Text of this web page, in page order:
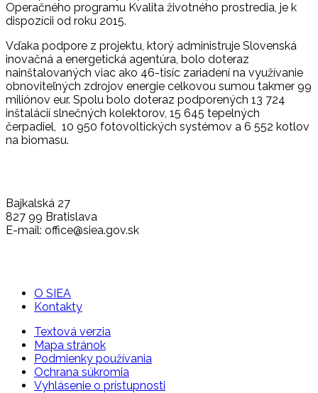
Operačného programu Kvalita životného prostredia, je k
dispozícii od roku 2015.
Vďaka podpore z projektu, ktorý administruje Slovenská
inovačná a energetická agentúra, bolo doteraz
nainštalovaných viac ako 46-tisíc zariadení na využívanie
obnoviteľných zdrojov energie celkovou sumou takmer 99
miliónov eur. Spolu bolo doteraz podporených 13 724
inštalácií slnečných kolektorov, 15 645 tepelných
čerpadiel, 10 950 fotovoltických systémov a 6 552 kotlov
na biomasu.
Bajkalská 27
827 99 Bratislava
E-mail: office@siea.gov.sk
O SIEA
Kontakty
Textová verzia
Mapa stránok
Podmienky používania
Ochrana súkromia
Vyhlásenie o prístupnosti